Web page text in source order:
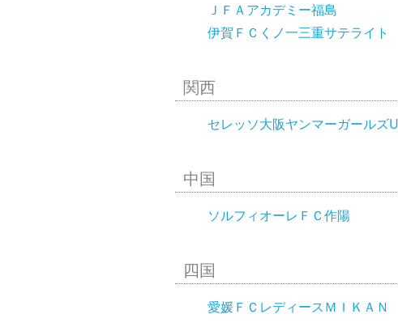
ＪＦＡアカデミー福島
伊賀ＦＣくノ一三重サテライト
関西
セレッソ大阪ヤンマーガールズ
中国
ソルフィオーレＦＣ作陽
四国
愛媛ＦＣレディースＭＩＫＡＮ